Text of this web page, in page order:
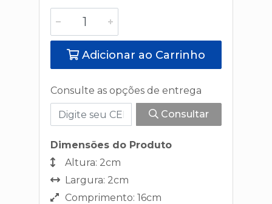
Adicionar ao Carrinho
Consulte as opções de entrega
Consultar
Dimensões do Produto
Altura: 2cm
Largura: 2cm
Comprimento: 16cm